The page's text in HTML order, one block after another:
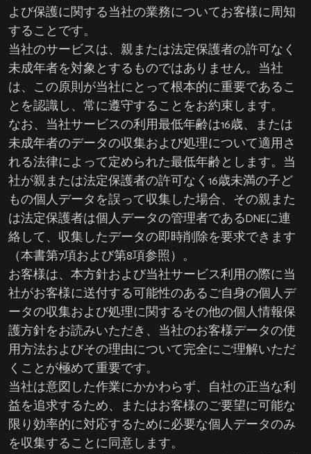
よび保護に関する当社の業務についてお客様に周知
することです。
当社のサービスは、親または法定保護者の許可なく
未成年者を対象とするものではありません。当社
は、この原則が当社にとって根本的に重要であるこ
とを認識し、常に遵守することをお約束します。
なお、当社サービスの利用最低年齢は16歳、または
未成年者のデータの収集および処理について適用さ
れる法律によって定められた最低年齢とします。当
社が親または法定保護者の許可なく16歳未満の子ど
もの個人データを誤って収集した場合、その親また
は法定保護者は個人データの管理者であるDNEに連
絡して、収集したデータの即時削除を要求できます
（本書第7項および第8項参照）。
お客様は、本方針および当社サービス利用の際に当
社がお客様に送付する可能性のあるご自身の個人デ
ータの収集および処理に関するその他の個人情報保
護方針をお読みいただき、当社のお客様データの使
用方法およびその理由について完全にご理解いただ
くことが極めて重要です。
当社は意図した作業にかかわらず、自社の正当な利
益を追求するため、またはお客様のご要望に可能な
限り効率的に対応するために必要な個人データのみ
を収集することに同意します。